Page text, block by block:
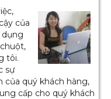
của
dụng
tôi.
sự
của quý khách hàng,
cấp cho quý khách